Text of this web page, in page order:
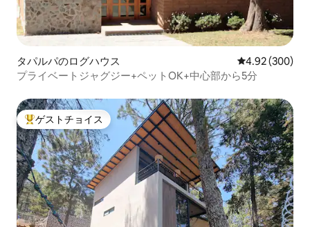
タパルパのログハウス レビュー300
4.92 (300)
プライベートジャグジー+ペットOK+中心部から5分
大好評のゲストチョイスです。
ゲストチョイス